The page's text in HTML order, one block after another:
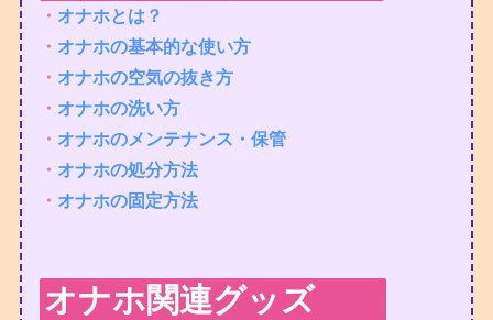
・ オナホとは？
・ オナホの基本的な使い方
・ オナホの空気の抜き方
・ オナホの洗い方
・ オナホのメンテナンス・保管
・ オナホの処分方法
・ オナホの固定方法
オナホ関連グッズ